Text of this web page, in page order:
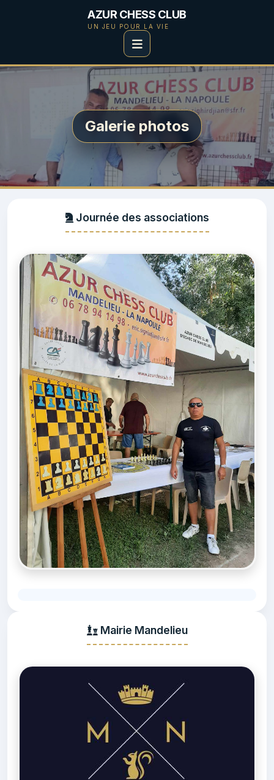
AZUR CHESS CLUB
UN JEU POUR LA VIE
Galerie photos
Journée des associations
Mairie Mandelieu